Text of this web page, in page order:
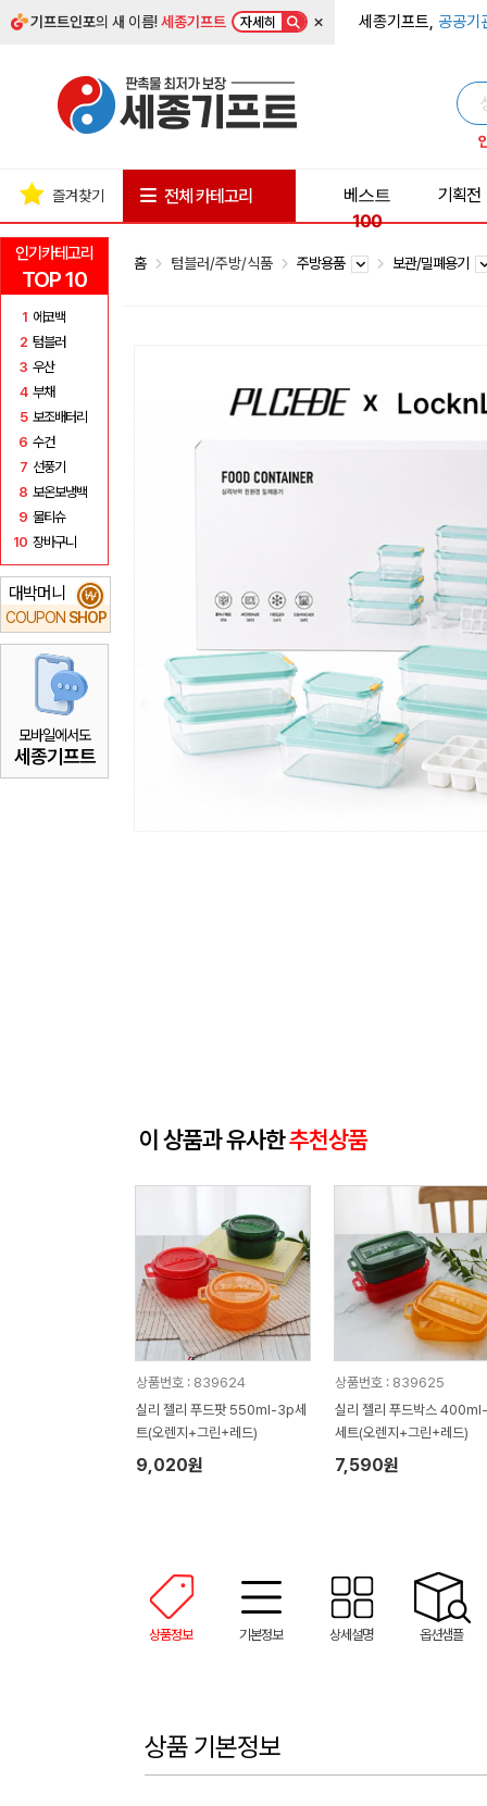
기프트인포의 새 이름!세종기프트 자세히 × 세종기프트, 공공기
인기카테고리
TOP 10
1 에코백
2 텀블러
3 우산
4 부채
5 보조배터리
6 수건
7 선풍기
8 보온보냉백
9 물티슈
10 장바구니
대박머니
COUPON SHOP
₩
모바일에서도
세종기프트
즐겨찾기 전체 카테고리
베스트
100
기획전
홈 텀블러/주방/식품 주방용품 보관/밀폐용기
이 상품과 유사한추천상품
상품번호 : 839624
실리 젤리 푸드팟 550ml-3p세
트(오렌지+그린+레드)
9,020원
상품번호 : 839625
실리 젤리 푸드박스
세트(오렌지+그린+레드)
7,590원
상품정보 기본정보 상세설명 옵션샘플
상품 기본정보